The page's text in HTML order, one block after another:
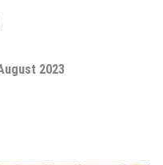
2023